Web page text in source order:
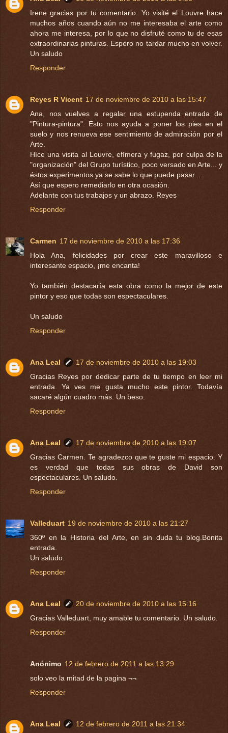
Irene gracias por tu comentario. Yo visité el Louvre hace
muchos años cuando aún no me interesaba el arte como
ahora me interesa, por lo que no disfruté como tu de esas
extraordinarias pinturas. Espero no tardar mucho en volver.
Un saludo
Responder
Reyes R Vicent 17 de noviembre de 2010 a las 15:47
Ana, nos vuelves a regalar una estupenda entrada de
"Pintura-pintura". Esto nos ayuda a poner los pies en el
suelo y nos renueva ese sentimiento de admiración por el
Arte.
Híce una visita al Louvre, efímera y fugaz, por culpa de la
"organización" del Grupo turístico, poco versado en Arte... y
éstos experimentos ya se sabe lo que puede pasar...
Así que espero remediarlo en otra ocasión.
Adelante con tus trabajos y un abrazo. Reyes
Responder
Carmen 17 de noviembre de 2010 a las 17:36
Hola Ana, felicidades por crear este maravilloso e
interesante espacio, ¡me encanta!
Yo también destacaría esta obra como la mejor de este
pintor y eso que todas son espectaculares.
Un saludo
Responder
Ana Leal
17 de noviembre de 2010 a las 19:03
Gracias Reyes por dedicar parte de tu tiempo en leer mi
entrada. Ya ves me gusta mucho este pintor. Todavía
sacaré algún cuadro más. Un beso.
Responder
Ana Leal
17 de noviembre de 2010 a las 19:07
Gracias Carmen. Te agradezco que te guste mi espacio. Y
es verdad que todas sus obras de David son
espectaculares. Un saludo.
Responder
Valleduart 19 de noviembre de 2010 a las 21:27
360º en la Historia del Arte, en sin duda tu blog.Bonita
entrada.
Un saludo.
Responder
Ana Leal
20 de noviembre de 2010 a las 15:16
Gracias Valleduart, muy amable tu comentario. Un saludo.
Responder
Anónimo 12 de febrero de 2011 a las 13:29
solo veo la mitad de la pagina ¬¬
Responder
Ana Leal
12 de febrero de 2011 a las 21:34